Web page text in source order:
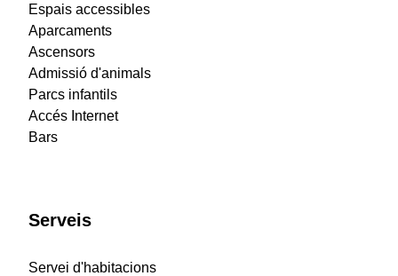
Espais accessibles
Aparcaments
Ascensors
Admissió d'animals
Parcs infantils
Accés Internet
Bars
Serveis
Servei d'habitacions